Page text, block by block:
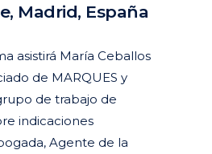
Madrid, España
asistirá María Ceballos
de MARQUES y
de trabajo de
indicaciones
Agente de la